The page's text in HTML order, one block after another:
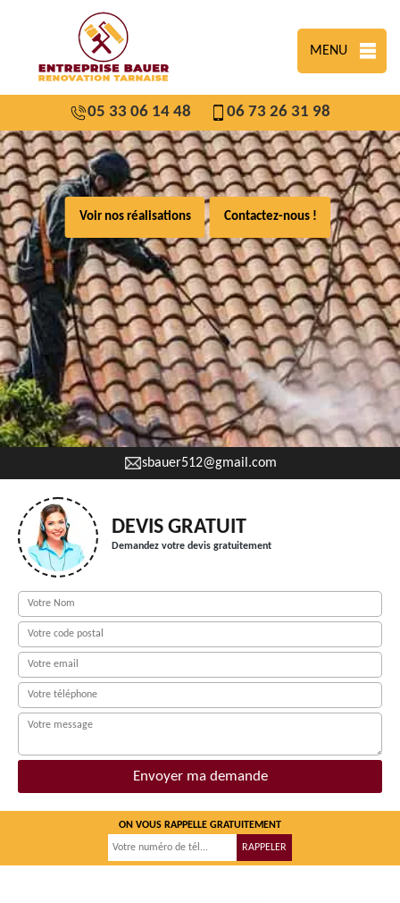
MENU
05 33 06 14 48 06 73 26 31 98
Voir nos réalisations Contactez-nous !
sbauer512@gmail.com
DEVIS GRATUIT
Demandez votre devis gratuitement
ON VOUS RAPPELLE GRATUITEMENT